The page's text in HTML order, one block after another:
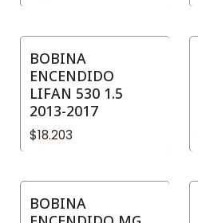
BOBINA
ENCENDIDO
LIFAN 530 1.5
2013-2017
$18.203
BOBINA